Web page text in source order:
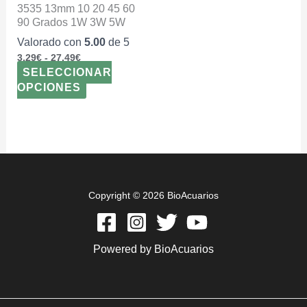
3535 13mm 10 20 45 60
90 Grados 1W 3W 5W
Valorado con 5.00de 5
3,29€ - 27,49€
SELECCIONAR
OPCIONES
página
de
producto
Copyright © 2026 BioAcuarios
Powered by BioAcuarios